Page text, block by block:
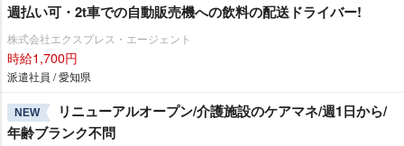
週払い可・2t車での自動販売機への飲料の配送ドライバー!
株式会社エクスプレス・エージェント
時給1,700円
派遣社員 / 愛知県
NEW
リニューアルオープン/介護施設のケアマネ/週1日から/
年齢ブランク不問